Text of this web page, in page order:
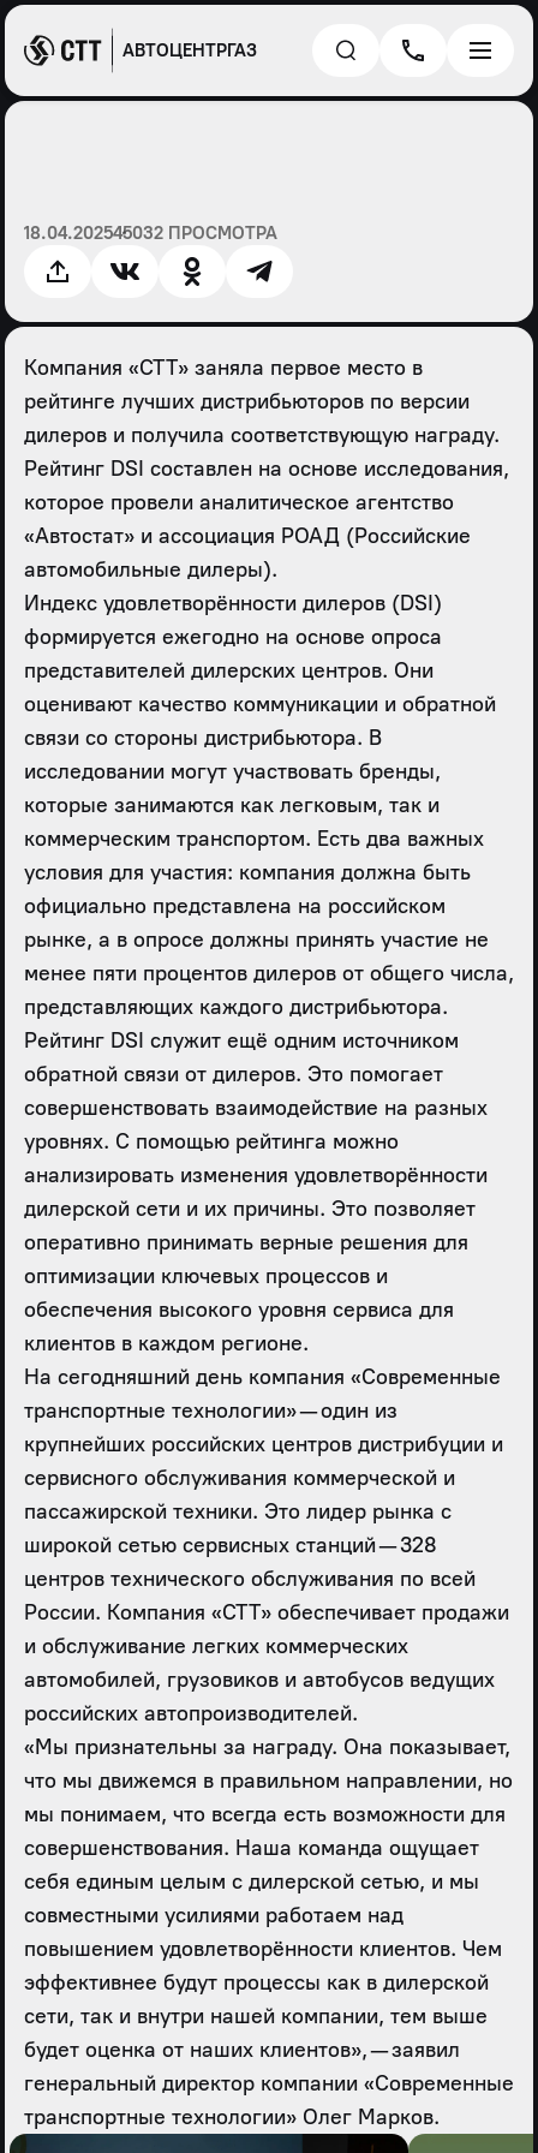
АВТОЦЕНТРГАЗ
18.04.202545032 ПРОСМОТРА
Компания «СТТ» заняла первое место в
рейтинге лучших дистрибьюторов по версии
дилеров и получила соответствующую награду.
Рейтинг DSI составлен на основе исследования,
которое провели аналитическое агентство
«Автостат» и ассоциация РОАД (Российские
автомобильные дилеры).
Индекс удовлетворённости дилеров (DSI)
формируется ежегодно на основе опроса
представителей дилерских центров. Они
оценивают качество коммуникации и обратной
связи со стороны дистрибьютора. В
исследовании могут участвовать бренды,
которые занимаются как легковым, так и
коммерческим транспортом. Есть два важных
условия для участия: компания должна быть
официально представлена на российском
рынке, а в опросе должны принять участие не
менее пяти процентов дилеров от общего числа,
представляющих каждого дистрибьютора.
Рейтинг DSI служит ещё одним источником
обратной связи от дилеров. Это помогает
совершенствовать взаимодействие на разных
уровнях. С помощью рейтинга можно
анализировать изменения удовлетворённости
дилерской сети и их причины. Это позволяет
оперативно принимать верные решения для
оптимизации ключевых процессов и
обеспечения высокого уровня сервиса для
клиентов в каждом регионе.
На сегодняшний день компания «Современные
транспортные технологии» — один из
крупнейших российских центров дистрибуции и
сервисного обслуживания коммерческой и
пассажирской техники. Это лидер рынка с
широкой сетью сервисных станций — 328
центров технического обслуживания по всей
России. Компания «СТТ» обеспечивает продажи
и обслуживание легких коммерческих
автомобилей, грузовиков и автобусов ведущих
российских автопроизводителей.
«Мы признательны за награду. Она показывает,
что мы движемся в правильном направлении, но
мы понимаем, что всегда есть возможности для
совершенствования. Наша команда ощущает
себя единым целым с дилерской сетью, и мы
совместными усилиями работаем над
повышением удовлетворённости клиентов. Чем
эффективнее будут процессы как в дилерской
сети, так и внутри нашей компании, тем выше
будет оценка от наших клиентов», — заявил
генеральный директор компании «Современные
транспортные технологии» Олег Марков.